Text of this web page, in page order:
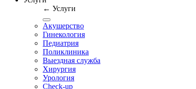
← Услуги
Акушерство
Гинекология
Педиатрия
Поликлиника
Выездная служба
Хирургия
Урология
Check-up